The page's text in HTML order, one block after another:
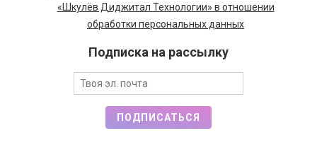
«Шкулёв Диджитал Технологии» в отношении
обработки персональных данных
Подписка на рассылку
ПОДПИСАТЬСЯ